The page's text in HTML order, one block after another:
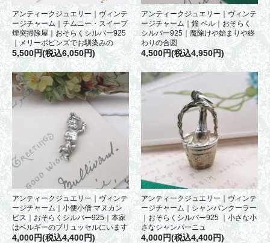
アンティークジュエリー｜ヴィンテ
ージチャーム｜チムニー・スイープ
煙突掃除屋｜おそらくシルバー925
｜メリーポピンズでお馴染みの
5,500円(税込6,050円)
アンティークジュエリー｜ヴィンテ
ージチャーム｜鐘 ベル｜おそらく
シルバー925｜魔除けや始まりや終
わりの合図
4,500円(税込4,950円)
アンティークジュエリー｜ヴィンテ
ージチャーム｜小便小僧 マヌカン
ピス｜おそらくシルバー925｜本家
はベルギーのブリュッセルにいます
4,000円(税込4,400円)
アンティークジュエリー｜ヴィンテ
ージチャーム｜シャンパンクーラー
｜おそらくシルバー925 ｜小さな小
さなシャンパーニュ
4,000円(税込4,400円)